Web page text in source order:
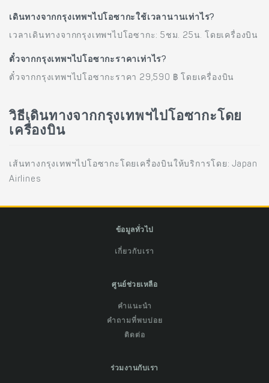
เดินทางจากกรุงเทพฯไปโอซากะใช้เวลานานเท่าไร?
เวลาเดินทางจากกรุงเทพฯไปโอซากะ: 5ชม. 25น. โดยเครื่องบิน
ตั๋วจากกรุงเทพฯไปโอซากะราคาเท่าไร?
ตั๋วจากกรุงเทพฯไปโอซากะราคา 29,590 ฿ โดยเครื่องบิน
วิธีเดินทางจากกรุงเทพฯไปโอซากะโดย
เครื่องบิน
เส้นทางกรุงเทพฯไปโอซากะโดยเครื่องบินให้บริการโดย: Japan
Airlines
ข้อมูลทั่วไป
เกี่ยวกับเรา
ศูนย์ช่วยเหลือ
คำแนะนำ
คำถามที่พบบ่อย
ติดต่อ
ร่วมงานกับเรา